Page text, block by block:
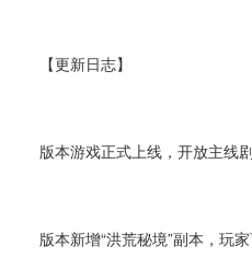
【更新日志】
版本游戏正式上线，开放主线剧
版本新增“洪荒秘境”副本，玩